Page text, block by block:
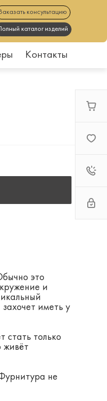
консультацию
каталог изделий
Контакты
это
и
иметь у
стать только
живёт
не